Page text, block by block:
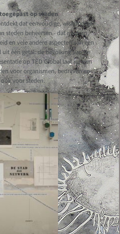
op steden
dat eenvoudige, wiskundige
steden beheersen - dat rijkdom,
en vele andere aspecten van een
één getal: de bevolking van de
op TED Global laat hij zien
voor organismen, bedrijven en
voor steden.